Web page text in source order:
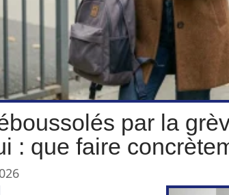
par la
: que faire